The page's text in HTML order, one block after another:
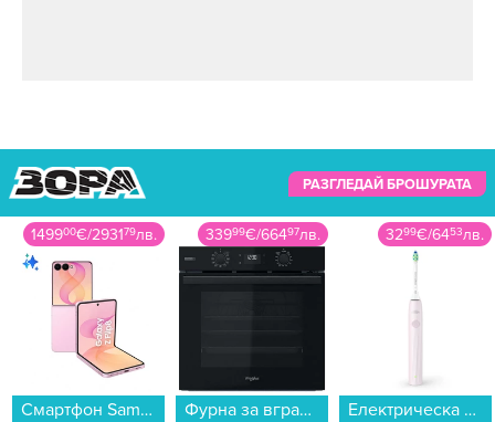
РАЗГЛЕДАЙ БРОШУРАТА
149900€/293179лв.
Смартфон Samsung GALAXY Z FLIP8 512GB PINK SM-F776BLIH , 12 GB, 512 GB...
33999€/66497лв.
Фурна за вграждане Whirlpool OMSR58RU1SB , Push бутони , А+ , Пиролиза...
3299€/6453лв.
Електрическа четка за зъби Philips HX4022/03 Sonicare...